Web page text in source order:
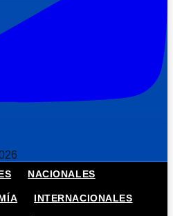
NACIONALES
INTERNACIONALES